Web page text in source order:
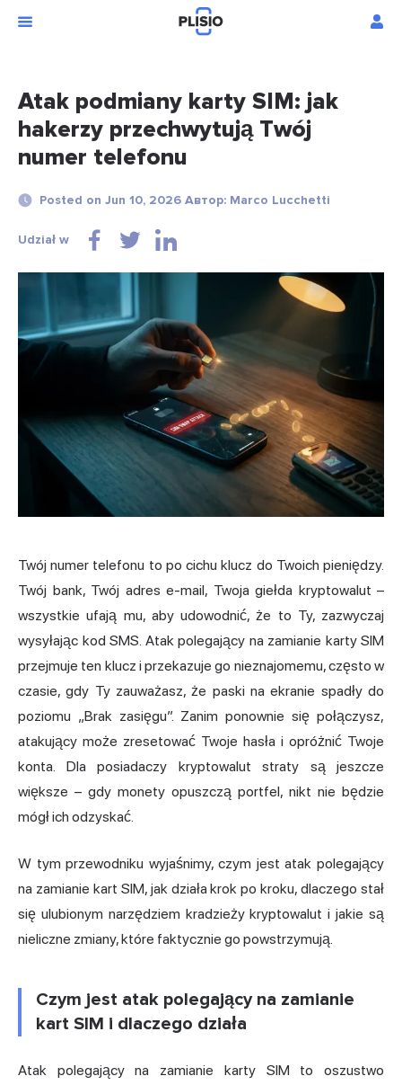
Atak podmiany karty SIM: jak
hakerzy przechwytują Twój
numer telefonu
Posted on Jun 10, 2026 Автор: Marco Lucchetti
Udział w
Twój numer telefonu to po cichu klucz do Twoich pieniędzy.
Twój bank, Twój adres e-mail, Twoja giełda kryptowalut –
wszystkie ufają mu, aby udowodnić, że to Ty, zazwyczaj
wysyłając kod SMS. Atak polegający na zamianie karty SIM
przejmuje ten klucz i przekazuje go nieznajomemu, często w
czasie, gdy Ty zauważasz, że paski na ekranie spadły do
poziomu „Brak zasięgu”. Zanim ponownie się połączysz,
atakujący może zresetować Twoje hasła i opróżnić Twoje
konta. Dla posiadaczy kryptowalut straty są jeszcze
większe – gdy monety opuszczą portfel, nikt nie będzie
mógł ich odzyskać.
W tym przewodniku wyjaśnimy, czym jest atak polegający
na zamianie kart SIM, jak działa krok po kroku, dlaczego stał
się ulubionym narzędziem kradzieży kryptowalut i jakie są
nieliczne zmiany, które faktycznie go powstrzymują.
Czym jest atak polegający na zamianie
kart SIM i dlaczego działa
Atak polegający na zamianie karty SIM to oszustwo